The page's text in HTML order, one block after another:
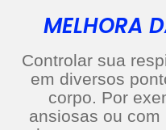
MELHORA
Controlar sua
em diversos
corpo. Por
ansiosas ou